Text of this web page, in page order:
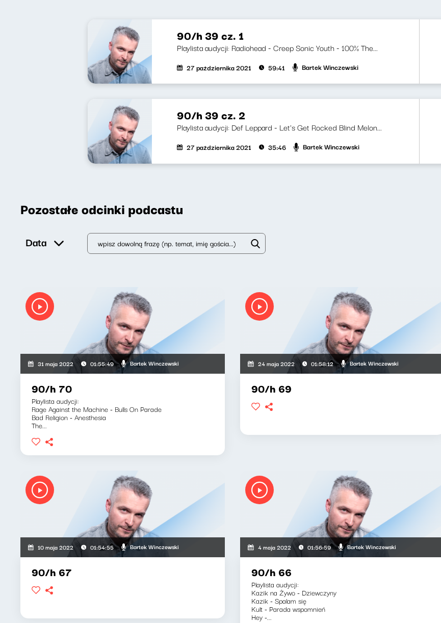
90/h 39 cz. 1
Playlista audycji: Radiohead - Creep Sonic Youth - 100% The...
27 października 2021 59:41 Bartek Winczewski
90/h 39 cz. 2
Playlista audycji: Def Leppard - Let's Get Rocked Blind Melon...
27 października 2021 35:46 Bartek Winczewski
Pozostałe odcinki podcastu
Data
31 maja 2022 01:55:49 Bartek Winczewski
90/h 70
Playlista audycji:
Rage Against the Machine - Bulls On Parade
Bad Religion - Anesthesia
The...
24 maja 2022 01:58:12 Bartek Winczewski
90/h 69
10 maja 2022 01:54:55 Bartek Winczewski
90/h 67
4 maja 2022 01:56:59 Bartek Winczewski
90/h 66
Playlista audycji:
Kazik na Żywo - Dziewczyny
Kazik - Spalam się
Kult - Parada wspomnień
Hey -...